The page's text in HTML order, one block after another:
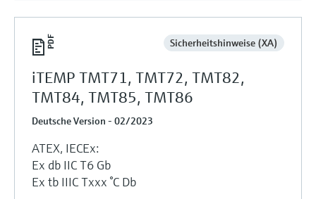
Sicherheitshinweise (XA)
iTEMP TMT71, TMT72, TMT82,
TMT84, TMT85, TMT86
Deutsche Version - 02/2023
ATEX, IECEx:
Ex db IIC T6 Gb
Ex tb IIIC Txxx °C Db